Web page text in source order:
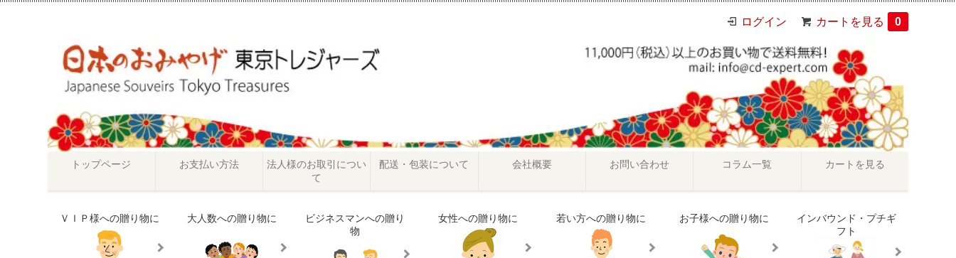
ログイン カートを見る 0
トップページ お支払い方法
法人様のお取引につい
て
配送・包装について 会社概要 お問い合わせ コラム一覧 カートを見る
ＶＩＰ様への贈り物に 大人数への贈り物に
ビジネスマンへの贈り
物
女性への贈り物に 若い方への贈り物に お子様への贈り物に
インバウンド・プチギ
フト